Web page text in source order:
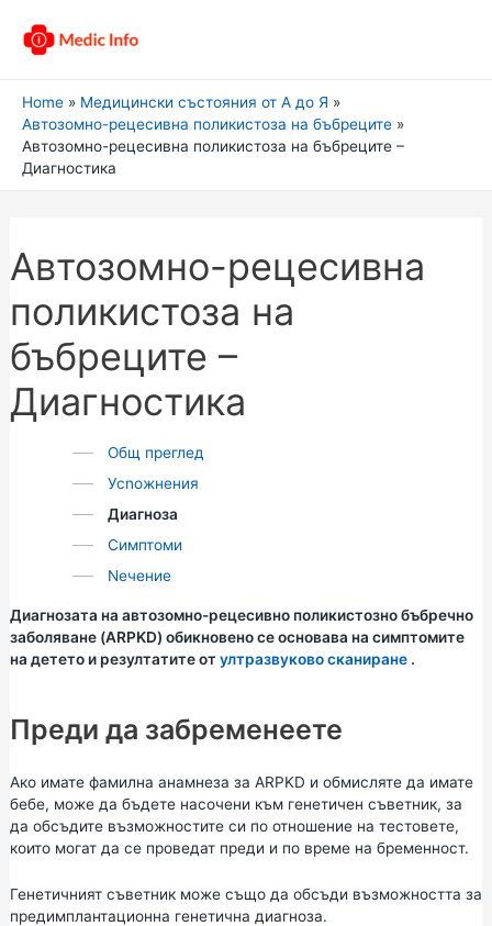
Home
Медицински състояния от А до Я
Автозомно-рецесивна поликистоза на бъбреците
Автозомно-рецесивна поликистоза на бъбреците –
Диагностика
Автозомно-рецесивна
поликистоза на
бъбреците –
Диагностика
Общ преглед
Усnожнения
Диагноза
Симптоми
Nечение
Диагнозата на автозомно-рецесивно поликистозно бъбречно
заболяване (ARPKD) обикновено се основава на симптомите
на детето и резултатите от ултразвуково сканиране.
Преди да забременеете
Ако имате фамилна анамнеза за ARPKD и обмисляте да имате
бебе, може да бъдете насочени към генетичен съветник, за
да обсъдите възможностите си по отношение на тестовете,
които могат да се проведат преди и по време на бременност.
Генетичният съветник може също да обсъди възможността за
предимплантационна генетична диагноза.